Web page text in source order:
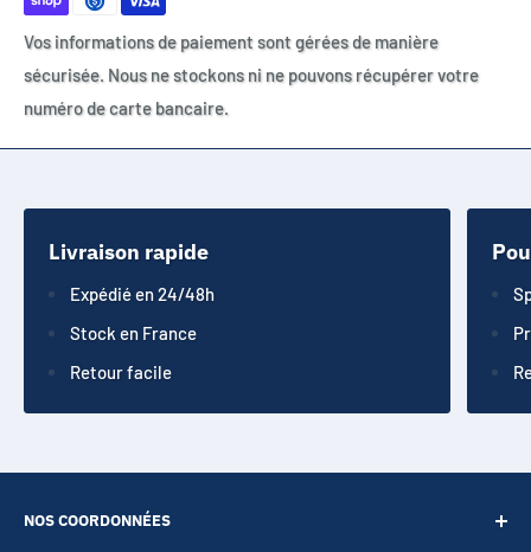
Vos informations de paiement sont gérées de manière
sécurisée. Nous ne stockons ni ne pouvons récupérer votre
numéro de carte bancaire.
Livraison rapide
Expédié en 24/48h
Stock en France
Retour facile
NOS COORDONNÉES